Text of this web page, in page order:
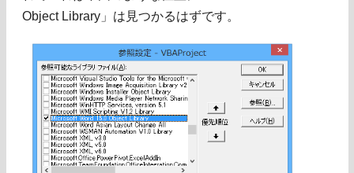
Object Library」は見つかるはずです。